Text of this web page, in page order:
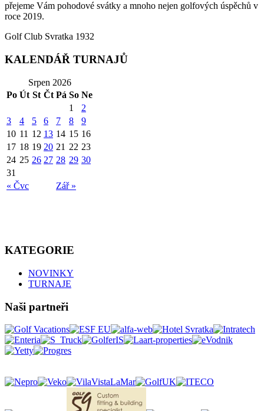
přejeme Vám pohodové svátky a mnoho nejen golfových úspěchů v
roce 2019.
Golf Club Svratka 1932
KALENDÁŘ TURNAJŮ
Srpen 2026
Po Út St Čt Pá So Ne
« Čvc Zář »
1
2
3
4 5 6 7 8
9
10 11 12 13 14 15 16
17 18 19 20 21 22 23
24 25 26 27 28 29 30
31
KATEGORIE
NOVINKY
TURNAJE
Naši partneři